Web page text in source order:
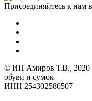
Присоединяйтесь к нам
© ИП Амиров Т.В., 2020 -
обуви и сумок
ИНН 254302580507